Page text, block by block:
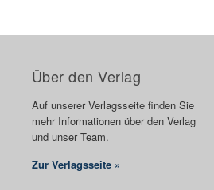
Über den Verlag
Auf unserer Verlagsseite finden Sie
mehr Informationen über den Verlag
und unser Team.
Zur Verlagsseite »